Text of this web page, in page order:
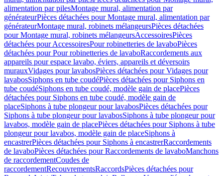
alimentation par pilesMontage mural, alimentation par
générateurPièces détachées pour Montage mural, alimentation par
générateurMontage mural, robinets mélangeursPièces détachées
pour Montage mural, robinets mélangeursAccessoiresPièces
détachées pour AccessoiresPour robinetteries de lavaboPièces
détachées pour Pour robinetteries de lavaboRaccordements aux
appareils pour espace lavabo, éviers, appareils et déversoirs
murauxVidages pour lavabosPièces détachées pour Vidages pour
lavabosSiphons en tube coudéPièces détachées pour Siphons en
tube coudéSiphons en tube coudé, modèle gain de placePièces
détachées pour Siphons en tube coudé, modèle gain de
placeSiphons à tube plongeur pour lavabosPièces détachées pour
Siphons à tube plongeur pour lavabosSiphons à tube plongeur pour
lavabos, modèle gain de placePièces détachées pour Siphons à tube
plongeur pour lavabos, modèle gain de placeSiphons à
encastrerPièces détachées pour Siphons à encastrerRaccordements
de lavaboPièces détachées pour Raccordements de lavaboManchons
de raccordementCoudes de
raccordementRecouvrementsRaccordsPièces détachées pour